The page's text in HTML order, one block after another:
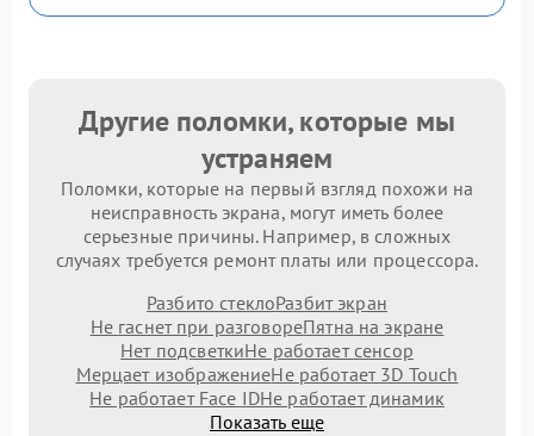
Другие поломки, которые мы
устраняем
Поломки, которые на первый взгляд похожи на
неисправность экрана, могут иметь более
серьезные причины. Например, в сложных
случаях требуется ремонт платы или процессора.
Разбито стеклоРазбит экран
Не гаснет при разговореПятна на экране
Нет подсветкиНе работает сенсор
Мерцает изображениеНе работает 3D Touch
Не работает Face IDНе работает динамик
Показать еще